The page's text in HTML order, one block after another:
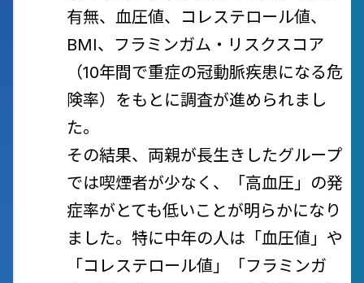
有無、血圧値、コレステロール値、
BMI、フラミンガム・リスクスコア
（10年間で重症の冠動脈疾患になる危
険率）をもとに調査が進められまし
た。
その結果、両親が長生きしたグループ
では喫煙者が少なく、「高血圧」の発
症率がとても低いことが明らかになり
ました。特に中年の人は「血圧値」や
「コレステロール値」「フラミンガ